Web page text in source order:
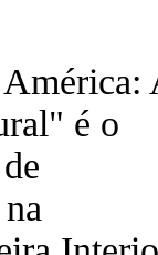
América:
é o